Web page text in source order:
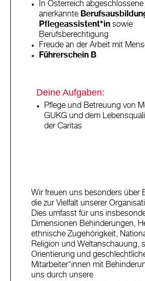
In Österreich abgeschlossene
anerkannte
Pflegeassistent*in sowie
Berufsberechtigung
Freude an der Arbeit mit
Führerschein B
Deine Aufgaben:
Pflege und Betreuung von
GUKG und dem
der Caritas
Wir freuen uns besonders über
die zur Vielfalt unserer
Dies umfasst für uns
Dimensionen Behinderungen,
ethnische Zugehörigkeit,
Religion und Weltanschauung,
Orientierung und
Mitarbeiter*innen mit
uns durch unsere